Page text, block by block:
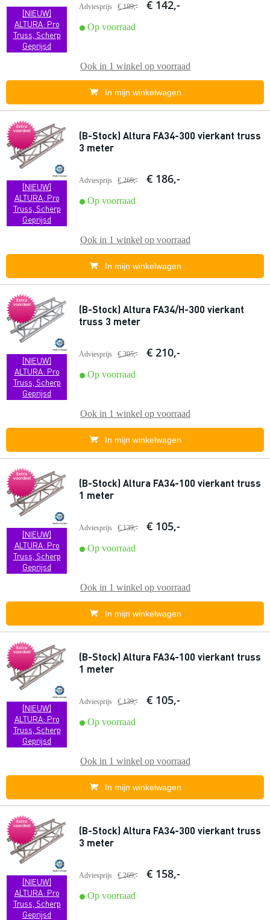
[NIEUW]
ALTURA: Pro
Truss, Scherp
Geprijsd
Adviesprijs € 189,- € 142,-
Op voorraad
Ook in 1 winkel op voorraad
In mijn winkelwagen
Extra
voordeel
[NIEUW]
ALTURA: Pro
Truss, Scherp
Geprijsd
(B-Stock) Altura FA34-300 vierkant truss
3 meter
Adviesprijs € 269,- € 186,-
Op voorraad
Ook in 1 winkel op voorraad
In mijn winkelwagen
Extra
voordeel
[NIEUW]
ALTURA: Pro
Truss, Scherp
Geprijsd
(B-Stock) Altura FA34/H-300 vierkant
truss 3 meter
Adviesprijs € 305,- € 210,-
Op voorraad
Ook in 1 winkel op voorraad
In mijn winkelwagen
Extra
voordeel
[NIEUW]
ALTURA: Pro
Truss, Scherp
Geprijsd
(B-Stock) Altura FA34-100 vierkant truss
1 meter
Adviesprijs € 139,- € 105,-
Op voorraad
Ook in 1 winkel op voorraad
In mijn winkelwagen
Extra
voordeel
[NIEUW]
ALTURA: Pro
Truss, Scherp
Geprijsd
(B-Stock) Altura FA34-100 vierkant truss
1 meter
Adviesprijs € 139,- € 105,-
Op voorraad
Ook in 1 winkel op voorraad
In mijn winkelwagen
Extra
voordeel
[NIEUW]
ALTURA: Pro
Truss, Scherp
Geprijsd
(B-Stock) Altura FA34-300 vierkant truss
3 meter
Adviesprijs € 269,- € 158,-
Op voorraad